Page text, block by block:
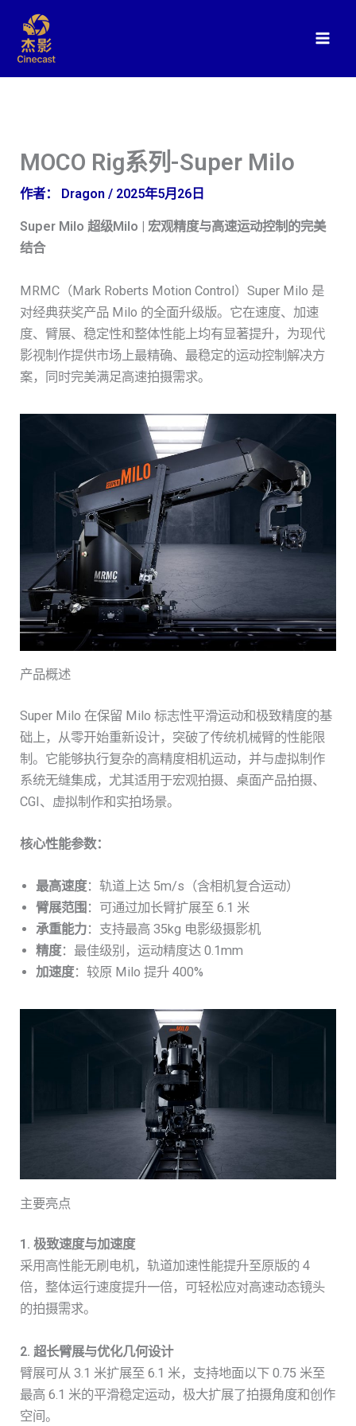
容
MOCO Rig系列-Super Milo
作者： Dragon/ 2025年5月26日
Super Milo 超级Milo | 宏观精度与高速运动控制的完美
结合
MRMC（Mark Roberts Motion Control）Super Milo 是
对经典获奖产品 Milo 的全面升级版。它在速度、加速
度、臂展、稳定性和整体性能上均有显著提升，为现代
影视制作提供市场上最精确、最稳定的运动控制解决方
案，同时完美满足高速拍摄需求。
产品概述
Super Milo 在保留 Milo 标志性平滑运动和极致精度的基
础上，从零开始重新设计，突破了传统机械臂的性能限
制。它能够执行复杂的高精度相机运动，并与虚拟制作
系统无缝集成，尤其适用于宏观拍摄、桌面产品拍摄、
CGI、虚拟制作和实拍场景。
核心性能参数：
最高速度：轨道上达 5m/s（含相机复合运动）
臂展范围 ：可通过加长臂扩展至 6.1 米
承重能力：支持最高 35kg 电影级摄影机
精度：最佳级别，运动精度达 0.1mm
加速度：较原 Milo 提升 400%
主要亮点
1. 极致速度与加速度
采用高性能无刷电机，轨道加速性能提升至原版的 4
倍，整体运行速度提升一倍，可轻松应对高速动态镜头
的拍摄需求。
2. 超长臂展与优化几何设计
臂展可从 3.1 米扩展至 6.1 米，支持地面以下 0.75 米至
最高 6.1 米的平滑稳定运动，极大扩展了拍摄角度和创作
空间。